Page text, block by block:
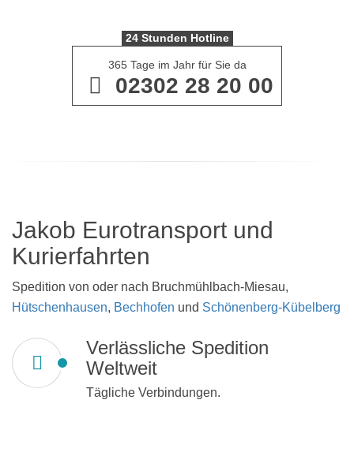
24 Stunden Hotline
365 Tage im Jahr für Sie da
02302 28 20 00
Jakob Eurotransport und
Kurierfahrten
Spedition von oder nach Bruchmühlbach-Miesau,
Hütschenhausen, Bechhofen und Schönenberg-Kübelberg
Verlässliche Spedition
Weltweit
Tägliche Verbindungen.